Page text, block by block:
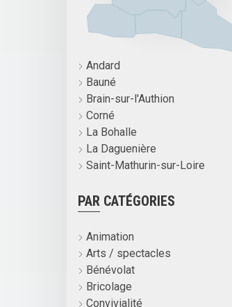
Andard
Bauné
Brain-sur-l'Authion
Corné
La Bohalle
La Daguenière
Saint-Mathurin-sur-Loire
PAR CATÉGORIES
Animation
Arts / spectacles
Bénévolat
Bricolage
Convivialité